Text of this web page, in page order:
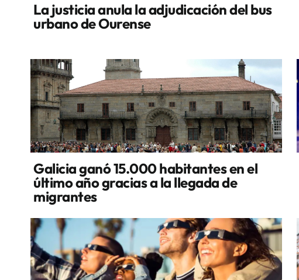
La justicia anula la adjudicación del bus
urbano de Ourense
Galicia ganó 15.000 habitantes en el
último año gracias a la llegada de
migrantes